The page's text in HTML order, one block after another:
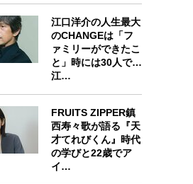
江口洋介の人生最大
のCHANGEは「フ
ァミリーができたこ
と」時には30人で…
江…
FRUITS ZIPPER鎮
西寿々歌が語る『天
才てれびくん』時代
の学びと22歳でア
イ…